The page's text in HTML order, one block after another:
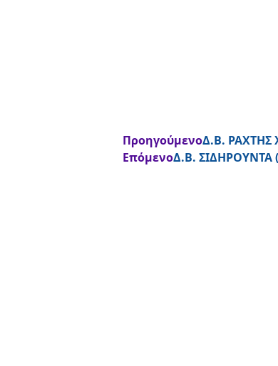
ΠροηγούμενοΔ.Β. ΡΑΧΤΗΣ
ΕπόμενοΔ.Β. ΣΙΔΗΡΟΥΝΤΑ